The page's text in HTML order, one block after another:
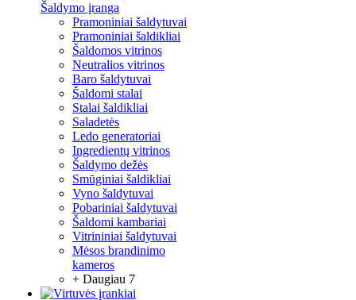
Šaldymo įranga
Pramoniniai šaldytuvai
Pramoniniai šaldikliai
Šaldomos vitrinos
Neutralios vitrinos
Baro šaldytuvai
Šaldomi stalai
Stalai šaldikliai
Saladetės
Ledo generatoriai
Ingredientų vitrinos
Šaldymo dežės
Smūginiai šaldikliai
Vyno šaldytuvai
Pobariniai šaldytuvai
Šaldomi kambariai
Vitrininiai šaldytuvai
Mėsos brandinimo
kameros
+ Daugiau 7